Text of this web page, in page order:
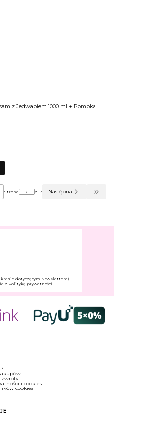
z Jedwabiem 1000 ml + Pompka
z produktami
Strona z 17 Następna Przejdź do
dotyczącym Newslettera).
z Polityką prywatności.
zwroty
i cookies
cookies